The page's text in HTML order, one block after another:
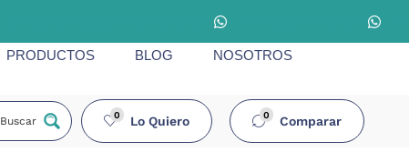
PRODUCTOS BLOG
NOSOTROS
Buscar 0 Lo Quiero 0 Comparar